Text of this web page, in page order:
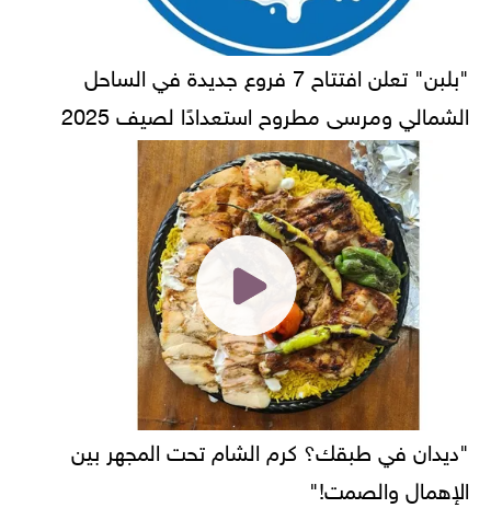
"بلبن" تعلن افتتاح 7 فروع جديدة في الساحل
الشمالي ومرسى مطروح استعدادًا لصيف 2025
"ديدان في طبقك؟ كرم الشام تحت المجهر بين
الإهمال والصمت!"